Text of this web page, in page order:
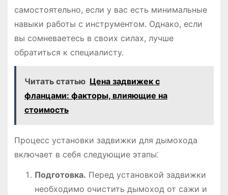
самостоятельно, если у вас есть минимальные
навыки работы с инструментом. Однако, если
вы сомневаетесь в своих силах, лучше
обратиться к специалисту.
Читать статью Цена задвижек с
фланцами: факторы, влияющие на
стоимость
Процесс установки задвижки для дымохода
включает в себя следующие этапы⁚
Подготовка. Перед установкой задвижки
необходимо очистить дымоход от сажи и